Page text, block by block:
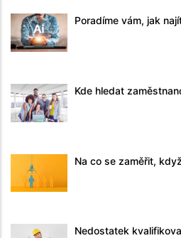
Poradíme vám, jak
Kde hledat
Na co se zaměřit,
Nedostatek